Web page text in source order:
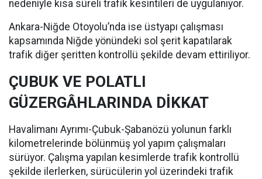
nedeniyle kısa süreli trafik kesintileri de uygulanıyor.
Ankara-Niğde Otoyolu’nda ise üstyapı çalışması
kapsamında Niğde yönündeki sol şerit kapatılarak
trafik diğer şeritten kontrollü şekilde devam ettiriliyor.
ÇUBUK VE POLATLI
GÜZERGÂHLARINDA DİKKAT
Havalimanı Ayrımı-Çubuk-Şabanözü yolunun farklı
kilometrelerinde bölünmüş yol yapım çalışmaları
sürüyor. Çalışma yapılan kesimlerde trafik kontrollü
şekilde ilerlerken, sürücülerin yol üzerindeki trafik